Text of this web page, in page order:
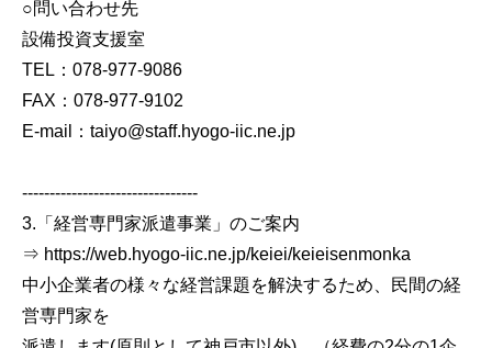
○問い合わせ先
設備投資支援室
TEL：078-977-9086
FAX：078-977-9102
E-mail：taiyo@staff.hyogo-iic.ne.jp
--------------------------------
3.「経営専門家派遣事業」のご案内
⇒ https://web.hyogo-iic.ne.jp/keiei/keieisenmonka
中小企業者の様々な経営課題を解決するため、民間の経
営専門家を